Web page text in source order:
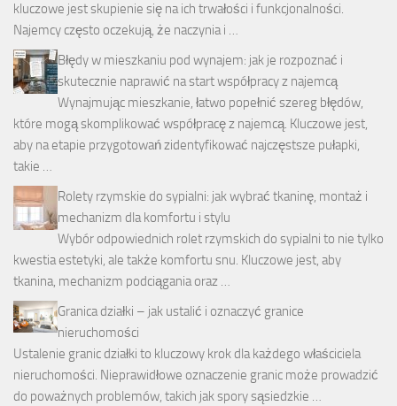
kluczowe jest skupienie się na ich trwałości i funkcjonalności.
Najemcy często oczekują, że naczynia i …
Błędy w mieszkaniu pod wynajem: jak je rozpoznać i
skutecznie naprawić na start współpracy z najemcą
Wynajmując mieszkanie, łatwo popełnić szereg błędów,
które mogą skomplikować współpracę z najemcą. Kluczowe jest,
aby na etapie przygotowań zidentyfikować najczęstsze pułapki,
takie …
Rolety rzymskie do sypialni: jak wybrać tkaninę, montaż i
mechanizm dla komfortu i stylu
Wybór odpowiednich rolet rzymskich do sypialni to nie tylko
kwestia estetyki, ale także komfortu snu. Kluczowe jest, aby
tkanina, mechanizm podciągania oraz …
Granica działki – jak ustalić i oznaczyć granice
nieruchomości
Ustalenie granic działki to kluczowy krok dla każdego właściciela
nieruchomości. Nieprawidłowe oznaczenie granic może prowadzić
do poważnych problemów, takich jak spory sąsiedzkie …